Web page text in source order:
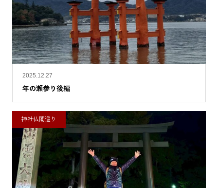
2025.12.27
年の瀬参り後編
神社仏閣巡り